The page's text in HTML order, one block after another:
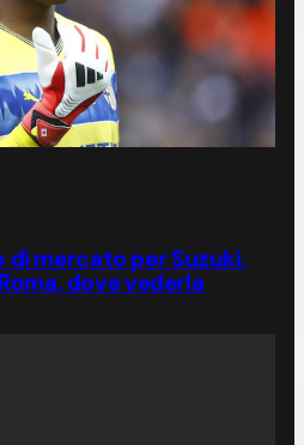
mercato per Suzuki.
dove vederla